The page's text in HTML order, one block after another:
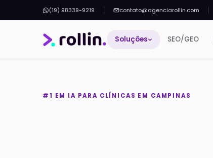
(19) 98339-9219 contato@agenciarollin.com
Soluções SEO/GEO
#1 EM IA PARA CLÍNICAS EM CAMPINAS